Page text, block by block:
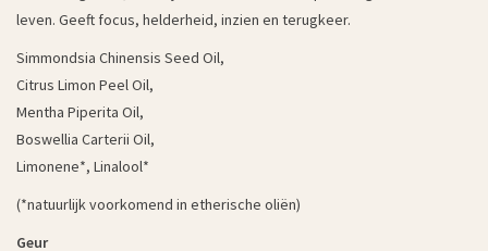
leven. Geeft focus, helderheid, inzien en terugkeer.
Simmondsia Chinensis Seed Oil,
Citrus Limon Peel Oil,
Mentha Piperita Oil,
Boswellia Carterii Oil,
Limonene*, Linalool*
(*natuurlijk voorkomend in etherische oliën)
Geur